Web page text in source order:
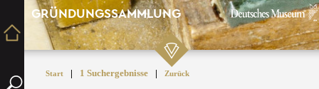
GRÜNDUNGSSAMMLUNG
Start | 1 Suchergebnisse | Zurück